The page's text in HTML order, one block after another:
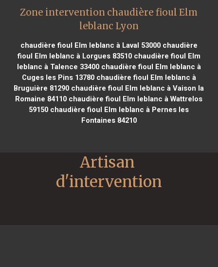
Zone intervention chaudière fioul Elm
leblanc Lyon
chaudière fioul Elm leblanc à Laval 53000chaudière
fioul Elm leblanc à Lorgues 83510chaudière fioul Elm
leblanc à Talence 33400chaudière fioul Elm leblanc à
Cuges les Pins 13780chaudière fioul Elm leblanc à
Bruguière 81290 chaudière fioul Elm leblanc à Vaison la
Romaine 84110 chaudière fioul Elm leblanc à Wattrelos
59150 chaudière fioul Elm leblanc à Pernes les
Fontaines 84210
Artisan
d'intervention